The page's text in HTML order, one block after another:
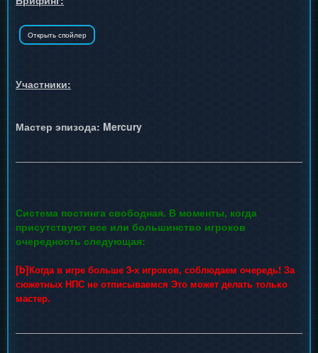
Участники:
Мастер эпизода: Mercury
Система постинга свободная. В моменты, когда
присутствуют все или большинство игроков
очередность следующая:
[b]Когда в игре больше 3-х игроков, соблюдаем очередь! За
сюжетных НПС не отписываемся Это может делать только
мастер.